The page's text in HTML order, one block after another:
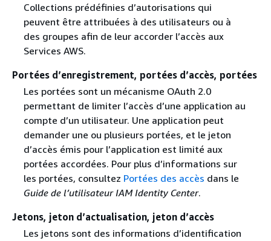
Collections prédéfinies d’autorisations qui
peuvent être attribuées à des utilisateurs ou à
des groupes afin de leur accorder l’accès aux
Services AWS.
Portées d’enregistrement, portées d’accès, portées
Les portées sont un mécanisme OAuth 2.0
permettant de limiter l’accès d’une application au
compte d’un utilisateur. Une application peut
demander une ou plusieurs portées, et le jeton
d’accès émis pour l’application est limité aux
portées accordées. Pour plus d’informations sur
les portées, consultez Portées des accès dans le
Guide de l’utilisateur IAM Identity Center.
Jetons, jeton d’actualisation, jeton d’accès
Les jetons sont des informations d’identification